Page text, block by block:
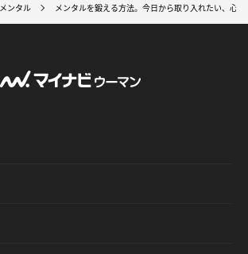
メンタル メンタルを鍛える方法。今日から取り入れたい、心